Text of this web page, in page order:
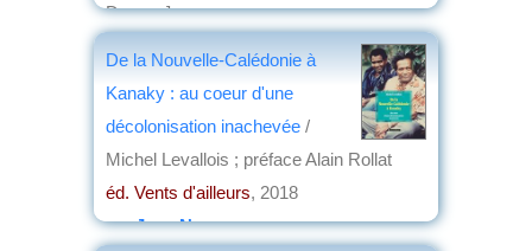
Devaux]
De la Nouvelle-Calédonie à
Kanaky : au coeur d'une
décolonisation inachevée /
Michel Levallois ; préface Alain Rollat
éd. Vents d'ailleurs, 2018
parJean Nemo